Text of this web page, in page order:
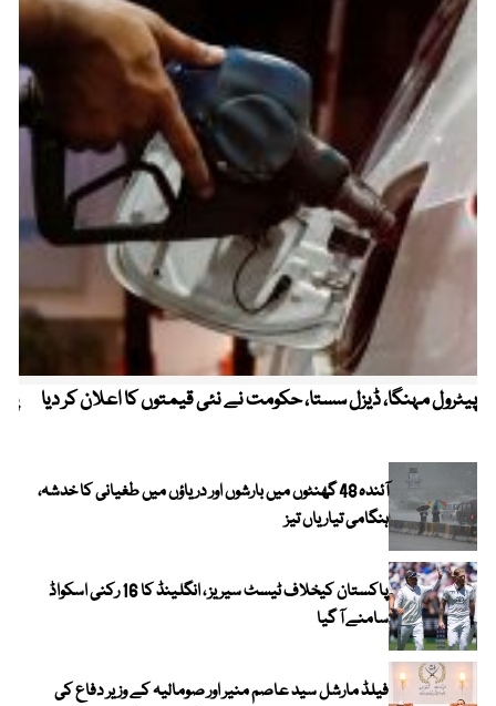
پیٹرول مہنگا، ڈیزل سستا، حکومت نے نئی قیمتوں کا اعلان کر دیا
آئندہ 48 گھنٹوں میں بارشوں اور دریاؤں میں طغیانی کا خدشہ،
ہنگامی تیاریاں تیز
پاکستان کیخلاف ٹیسٹ سیریز ، انگلینڈ کا 16 رکنی اسکواڈ
سامنے آ گیا
فیلڈ مارشل سید عاصم منیر اور صومالیہ کے وزیر دفاع کی